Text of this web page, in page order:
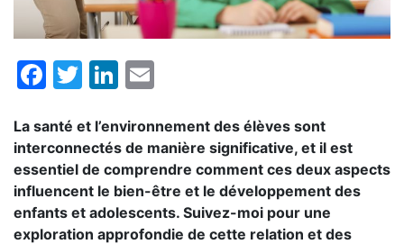
Facebook
TwitterLinkedIn
La santé et l’environnement des élèves sont
interconnectés de manière significative, et il est
essentiel de comprendre comment ces deux aspects
influencent le bien-être et le développement des
enfants et adolescents. Suivez-moi pour une
exploration approfondie de cette relation et des